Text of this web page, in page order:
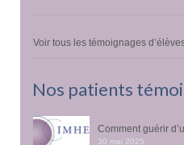
Voir tous les témoignages
Nos patients
Comment guérir
30 mai 2025